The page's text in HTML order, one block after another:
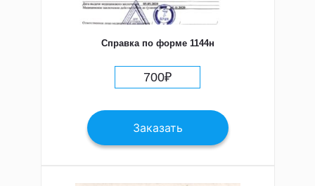
Справка по форме 1144н
700₽
Заказать